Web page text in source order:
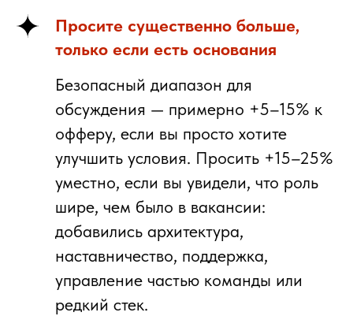
Просите существенно больше,
только если есть основания
Безопасный диапазон для
обсуждения — примерно +5–15% к
офферу, если вы просто хотите
улучшить условия. Просить +15–25%
уместно, если вы увидели, что роль
шире, чем было в вакансии:
добавились архитектура,
наставничество, поддержка,
управление частью команды или
редкий стек.